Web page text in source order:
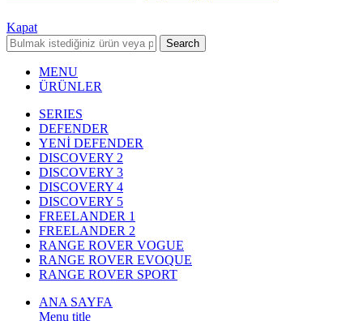
Kapat
Search
MENU
ÜRÜNLER
SERIES
DEFENDER
YENİ DEFENDER
DISCOVERY 2
DISCOVERY 3
DISCOVERY 4
DISCOVERY 5
FREELANDER 1
FREELANDER 2
RANGE ROVER VOGUE
RANGE ROVER EVOQUE
RANGE ROVER SPORT
ANA SAYFA
Menu title